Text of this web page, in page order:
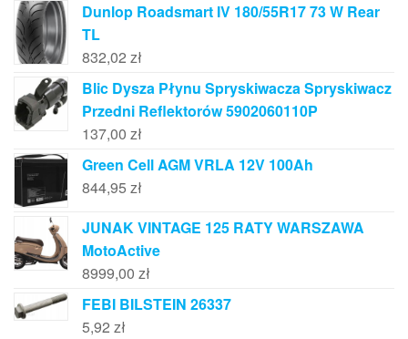
Dunlop Roadsmart IV 180/55R17 73 W Rear
TL
832,02 zł
Blic Dysza Płynu Spryskiwacza Spryskiwacz
Przedni Reflektorów 5902060110P
137,00 zł
Green Cell AGM VRLA 12V 100Ah
844,95 zł
JUNAK VINTAGE 125 RATY WARSZAWA
MotoActive
8999,00 zł
FEBI BILSTEIN 26337
5,92 zł